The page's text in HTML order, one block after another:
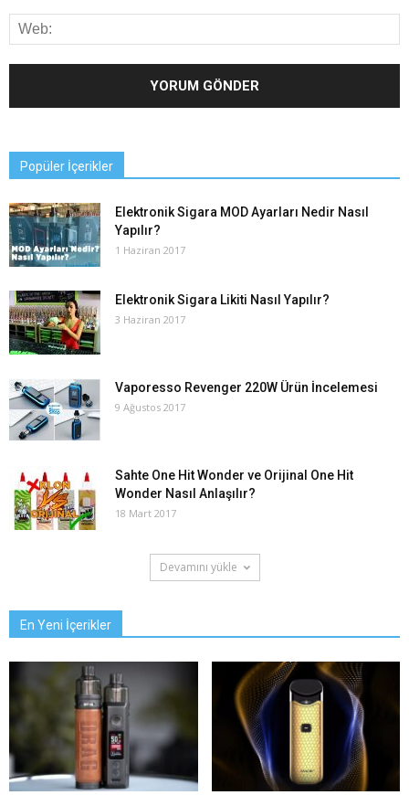
Popüler İçerikler
Elektronik Sigara MOD Ayarları Nedir Nasıl
Yapılır?
1 Haziran 2017
Elektronik Sigara Likiti Nasıl Yapılır?
3 Haziran 2017
Vaporesso Revenger 220W Ürün İncelemesi
9 Ağustos 2017
Sahte One Hit Wonder ve Orijinal One Hit
Wonder Nasıl Anlaşılır?
18 Mart 2017
Devamını yükle
En Yeni İçerikler